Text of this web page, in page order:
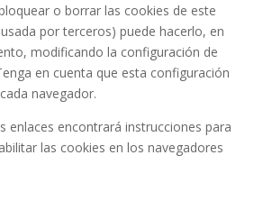
o borrar las cookies de este
por terceros) puede hacerlo, en
modificando la configuración de
en cuenta que esta configuración
navegador.
enlaces encontrará instrucciones para
las cookies en los navegadores